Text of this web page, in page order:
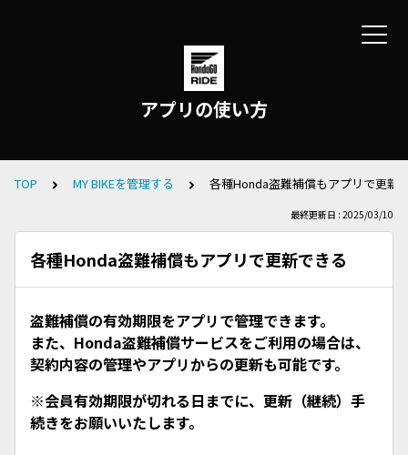
アプリの使い方
TOP MY BIKEを管理する 各種Honda盗難補償もアプリで更新
最終更新日 : 2025/03/10
各種Honda盗難補償もアプリで更新できる
盗難補償の有効期限をアプリで管理できます。
また、Honda盗難補償サービスをご利用の場合は、
契約内容の管理やアプリからの更新も可能です。
※会員有効期限が切れる日までに、更新（継続）手
続きをお願いいたします。